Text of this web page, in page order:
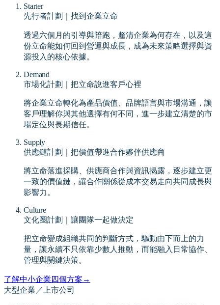
Starter
先行者計劃｜找到企業立命
透過六個月的引導與陪跑，釐清企業為何存在，以及這
份立命能如何回到營運與成長，成為未來策略選擇與資
源投入的核心依據。
Demand
市場化計劃｜把立命說進客戶心裡
將企業立命轉化為產品價值、品牌語言與市場溝通，讓
客戶理解你與其他選擇有何不同，進一步建立清楚的市
場定位與長期信任。
Supply
供應鏈計劃｜把價值帶進合作夥伴供應商
將立命落進採購、供應商合作與資訊揭露，逐步建立更
一致的價值鏈，讓合作關係從成本交易走向共同成長與
影響力。
Culture
文化圈計劃｜讓團隊一起做決定
把立命變成組織共同的判斷方式，驅動由下而上的力
量，讓永續不只依靠少數人推動，而能融入日常協作、
管理與關鍵決策。
了解中小企業四個方案 →
大型企業／上市公司